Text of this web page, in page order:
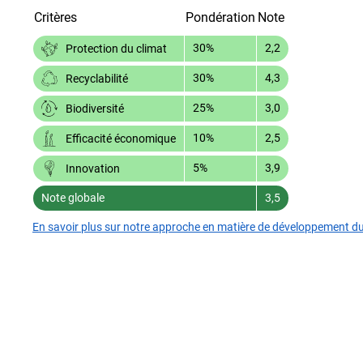
Critères Pondération Note
Protection du climat 30% 2,2
Recyclabilité 30% 4,3
Biodiversité 25% 3,0
Efficacité économique 10% 2,5
Innovation 5% 3,9
Note globale 3,5
En savoir plus sur notre approche en matière de développement